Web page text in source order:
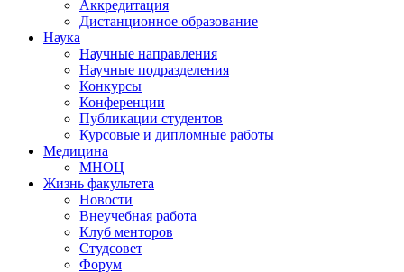
Аккредитация
Дистанционное образование
Наука
Научные направления
Научные подразделения
Конкурсы
Конференции
Публикации студентов
Курсовые и дипломные работы
Медицина
МНОЦ
Жизнь факультета
Новости
Внеучебная работа
Клуб менторов
Студсовет
Форум